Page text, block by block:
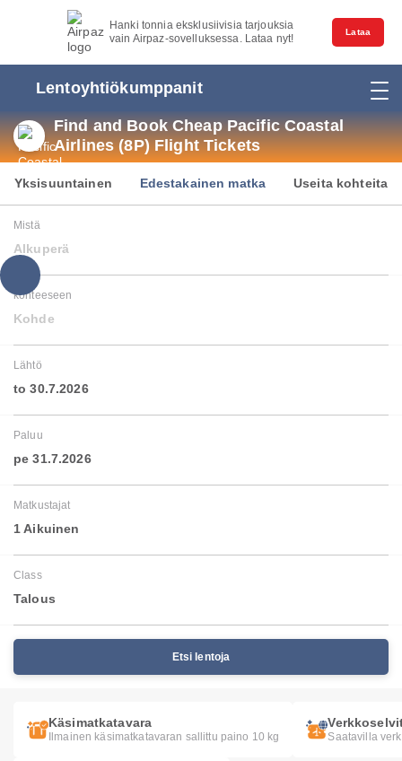
Hanki tonnia eksklusiivisia tarjouksia
vain Airpaz-sovelluksessa. Lataa nyt!
Lataa
Lentoyhtiökumppanit
Find and Book Cheap Pacific Coastal
Airlines (8P) Flight Tickets
Yksisuuntainen Edestakainen matka Useita kohteita
Mistä
Alkuperä
kohteeseen
Kohde
Lähtö
to 30.7.2026
Paluu
pe 31.7.2026
Matkustajat
1 Aikuinen
Class
Talous
Etsi lentoja
Käsimatkatavara
Ilmainen käsimatkatavaran sallittu paino 10 kg Saatavilla